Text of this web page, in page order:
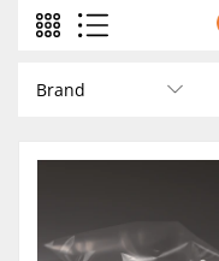
Brand